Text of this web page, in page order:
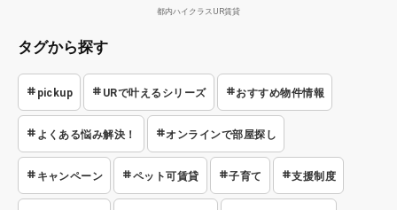
都内ハイクラスUR賃貸
タグから探す
pickup URで叶えるシリーズ おすすめ物件情報
よくある悩み解決！ オンラインで部屋探し
キャンペーン ペット可賃貸 子育て 支援制度